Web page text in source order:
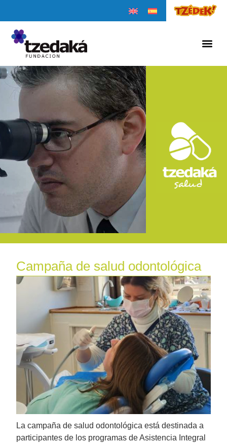
Campaña de salud odontológica
La campaña de salud odontológica está destinada a
participantes de los programas de Asistencia Integral